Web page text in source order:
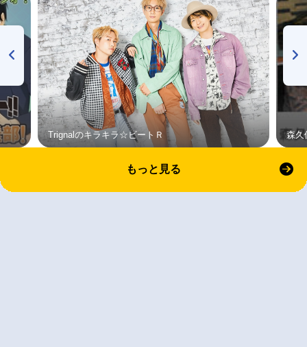
Trignalのキラキラ☆ビートＲ 森久
もっと見る